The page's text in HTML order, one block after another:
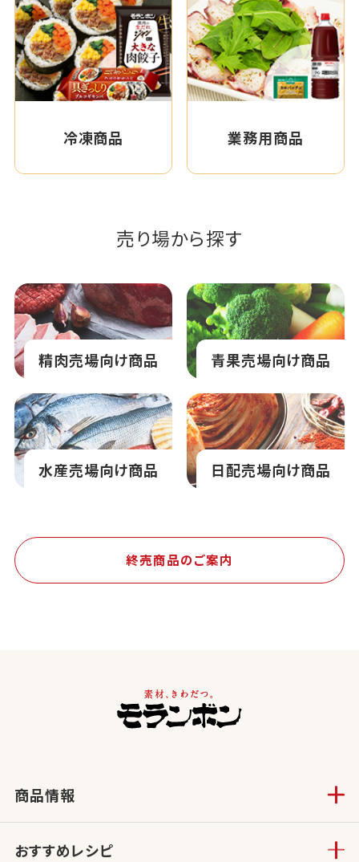
冷凍商品 業務用商品
売り場から探す
精肉売場向け商品 青果売場向け商品
水産売場向け商品 日配売場向け商品
終売商品のご案内
商品情報
おすすめレシピ